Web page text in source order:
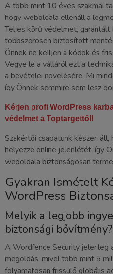
A több mint 10 éves szakmai
hogy weboldala ellenáll a
Teljes körű védelmet, garantált
többszörösen biztosított
Önnek ne kelljen a kódok és
Vegye le a válláról ezt a
a bevételei növelésére. Mi
így Önnek semmire sem lesz
Kérjen profi WordPress
védelmet a Toptargettől!
Szakértői csapatunk készen
helyezze online jelenlétét, így
weboldala biztonságosan
Gyakran Ismételt
WordPress
Melyik a legjobb
biztonsági bővítmény?
A Wordfence Security jelenleg
megoldás, mivel több mint 5
folyamatosan frissülő globális